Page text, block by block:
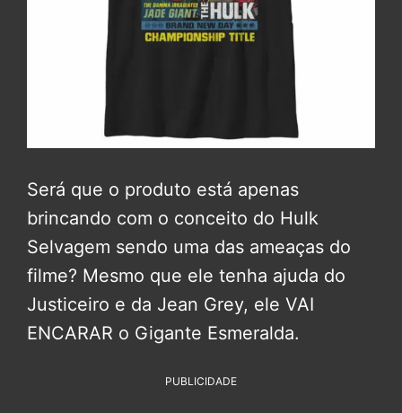
Será que o produto está apenas
brincando com o conceito do Hulk
Selvagem sendo uma das ameaças do
filme? Mesmo que ele tenha ajuda do
Justiceiro e da Jean Grey, ele VAI
ENCARAR o Gigante Esmeralda.
PUBLICIDADE